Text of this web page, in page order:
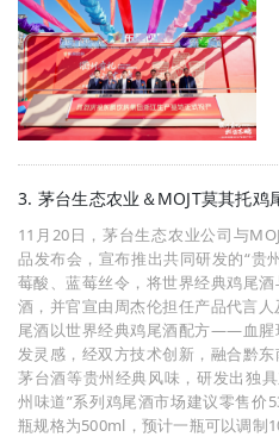
3. 茅台生态农业＆MOJT莫其托鸡
11月20日，茅台生态农业公司与
品发布会，宣布推出共同研发的“贵
莓酸、蓝莓丝令，将世界经典鸡尾
酒，并官宣由周杰伦担任产品代言
尾酒以世界经典鸡尾酒配方——血腥
发灵感，经双方技术创新，融合黔
茅台酒等贵州经典风味，研发出独
州味道”系列鸡尾酒市场建议零售
瓶规格为500ml，预计一瓶可以调制